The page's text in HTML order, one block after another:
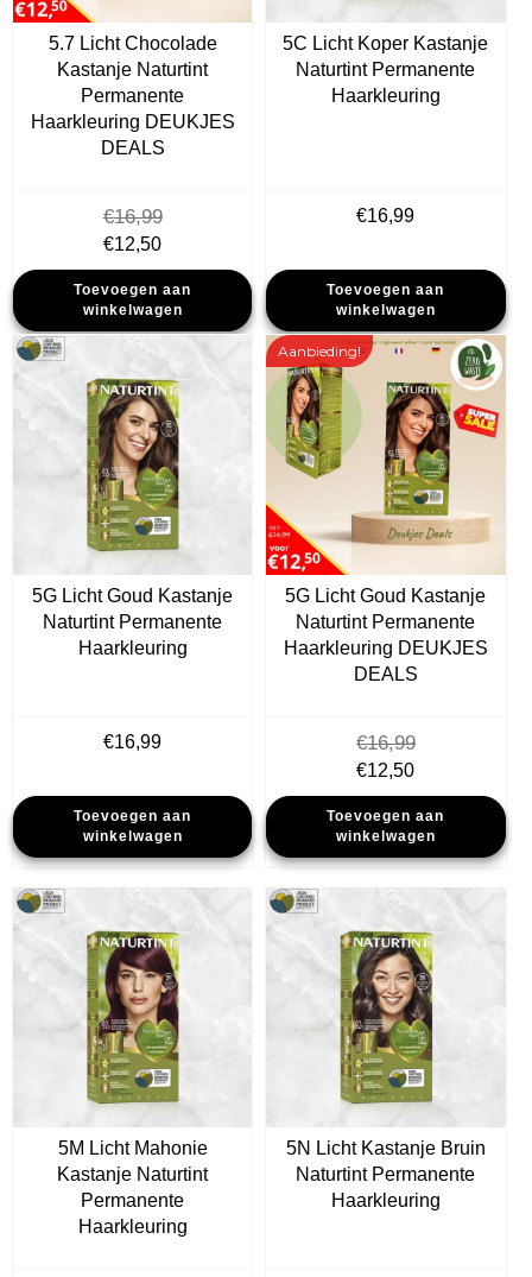
5.7 Licht Chocolade
Kastanje Naturtint
Permanente
Haarkleuring DEUKJES
DEALS
€16,99
Oorspronkelijke
prijs
was:
€16,99.
€12,50Huidige
prijs
is:
€12,50.
Toevoegen aan
winkelwagen
5C Licht Koper Kastanje
Naturtint Permanente
Haarkleuring
€16,99
Toevoegen aan
winkelwagen
5G Licht Goud Kastanje
Naturtint Permanente
Haarkleuring
€16,99
Toevoegen aan
winkelwagen
5G Licht Goud Kastanje
Naturtint Permanente
Haarkleuring DEUKJES
DEALS
€16,99
Oorspronkelijke
prijs
was:
€16,99.
€12,50Huidige
prijs
is:
€12,50.
Toevoegen aan
winkelwagen
Aanbieding!
5M Licht Mahonie
Kastanje Naturtint
Permanente
Haarkleuring
5N Licht Kastanje Bruin
Naturtint Permanente
Haarkleuring